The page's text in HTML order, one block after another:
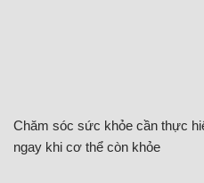
Chăm sóc sức khỏe cần thực
ngay khi cơ thể còn khỏe